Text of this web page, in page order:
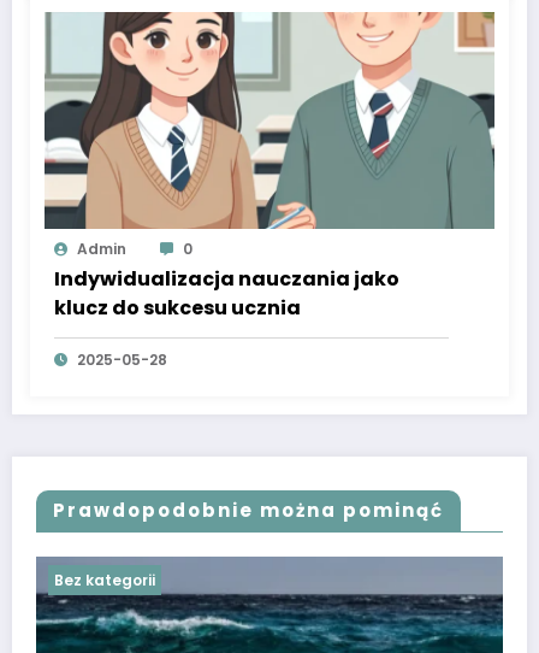
Admin 0
Indywidualizacja nauczania jako
klucz do sukcesu ucznia
2025-05-28
Prawdopodobnie można pominąć
Bez kategorii